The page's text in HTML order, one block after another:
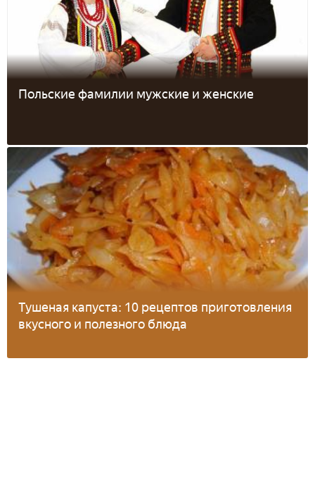
Польские фамилии мужские и женские
Тушеная капуста: 10 рецептов приготовления
вкусного и полезного блюда